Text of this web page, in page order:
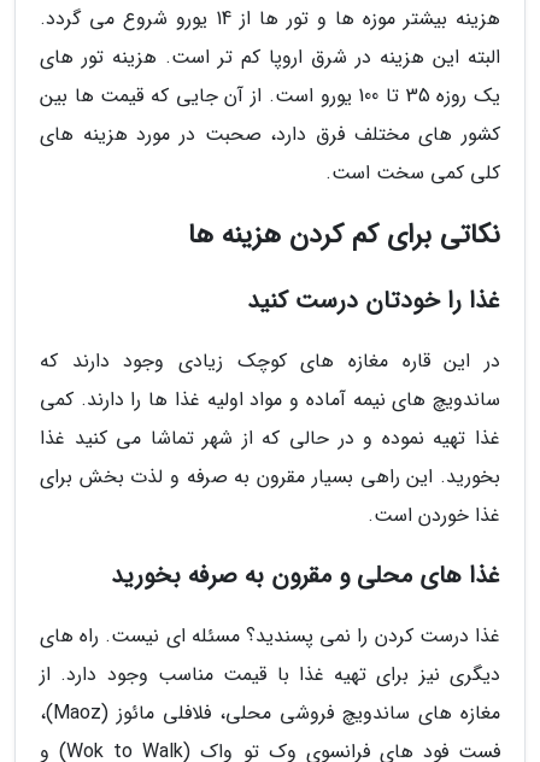
هزینه بیشتر موزه ها و تور ها از 14 یورو شروع می گردد.
البته این هزینه در شرق اروپا کم تر است. هزینه تور های
یک روزه 35 تا 100 یورو است. از آن جایی که قیمت ها بین
کشور های مختلف فرق دارد، صحبت در مورد هزینه های
کلی کمی سخت است.
نکاتی برای کم کردن هزینه ها
غذا را خودتان درست کنید
در این قاره مغازه های کوچک زیادی وجود دارند که
ساندویچ های نیمه آماده و مواد اولیه غذا ها را دارند. کمی
غذا تهیه نموده و در حالی که از شهر تماشا می کنید غذا
بخورید. این راهی بسیار مقرون به صرفه و لذت بخش برای
غذا خوردن است.
غذا های محلی و مقرون به صرفه بخورید
غذا درست کردن را نمی پسندید؟ مسئله ای نیست. راه های
دیگری نیز برای تهیه غذا با قیمت مناسب وجود دارد. از
مغازه های ساندویچ فروشی محلی، فلافلی مائوز (Maoz)،
فست فود های فرانسوی وک تو واک (Wok to Walk) و